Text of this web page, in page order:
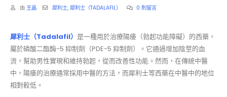
由 王晶 犀利士, 犀利士（TADALAFIL） 0 則留言
犀利士（Tadalafil） 是一種用於治療陽痿（勃起功能障礙）的西藥，
屬於磷酸二酯酶-5 抑制劑（PDE-5 抑制劑）。它通過增加陰莖的血
流，幫助男性實現和維持勃起，從而改善性功能。然而，在傳統中醫
中，陽痿的治療通常採用中醫的方法，而犀利士等西藥在中醫中的地位
相對較低。